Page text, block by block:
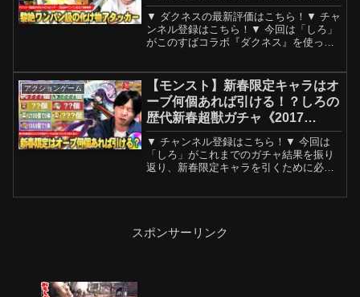
中追撃SS！全属性耐性M＆レジ
ストで防御面も優秀！『ダクネ
ス』使ってみた！【このすばコラ
▼ ダクネスの最新評価はこちら！▼ チャ
ンネル登録はこちら！▼ 今回は「しろ」
がこのすばコラボ『ダクネス』を使って
めぐみん使ってみた！このすばコラ...
アクションゲーム
【モンスト】新春限定キャラはオ
ーブ何個あれば引ける！？しろの
歴代新春超獣ガチャ《2017
年-2025年》+ 今年登場した限定
キャラ1体引くまでに消費したオ
ーブを振り返る！皆に幸あれ…!!
▼ チャンネル登録はこちら！▼ 今回は
「しろ」がこれまでのガチャ結果を振り
返り、新春限定キャラを引くために必要
スポンサーリンク